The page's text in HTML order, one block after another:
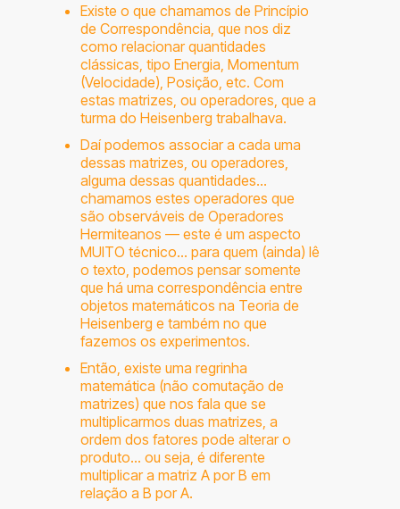
Existe o que chamamos de Princípio
de Correspondência, que nos diz
como relacionar quantidades
clássicas, tipo Energia, Momentum
(Velocidade), Posição, etc. Com
estas matrizes, ou operadores, que a
turma do Heisenberg trabalhava.
Daí podemos associar a cada uma
dessas matrizes, ou operadores,
alguma dessas quantidades…
chamamos estes operadores que
são observáveis de Operadores
Hermiteanos — este é um aspecto
MUITO técnico… para quem (ainda) lê
o texto, podemos pensar somente
que há uma correspondência entre
objetos matemáticos na Teoria de
Heisenberg e também no que
fazemos os experimentos.
Então, existe uma regrinha
matemática (não comutação de
matrizes) que nos fala que se
multiplicarmos duas matrizes, a
ordem dos fatores pode alterar o
produto… ou seja, é diferente
multiplicar a matriz A por B em
relação a B por A.